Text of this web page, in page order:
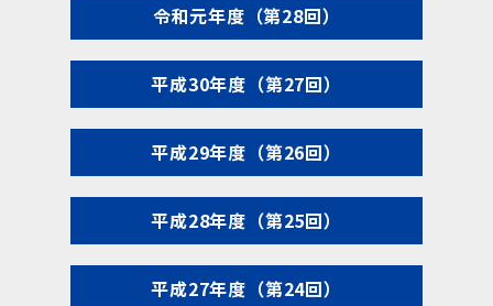
令和元年度（第28回）
平成30年度（第27回）
平成29年度（第26回）
平成28年度（第25回）
平成27年度（第24回）